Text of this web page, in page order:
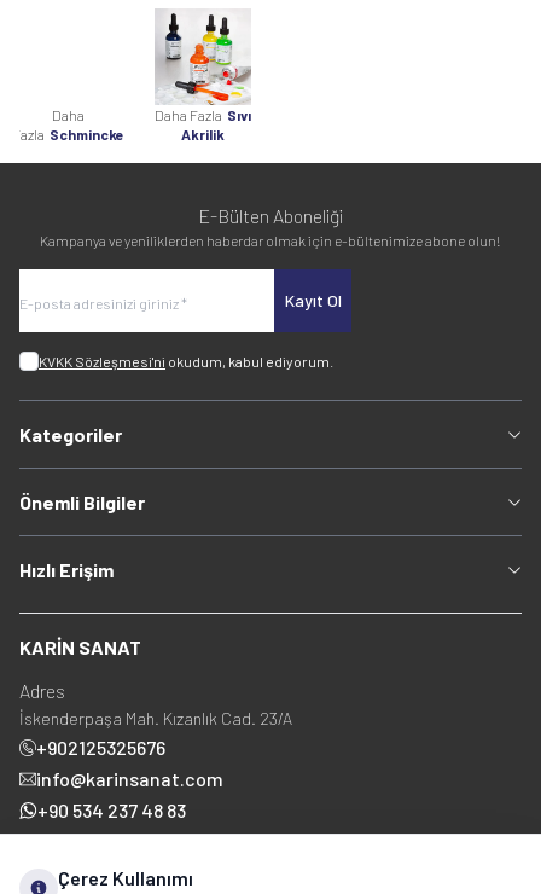
Daha
Fazla Schmincke
Daha Fazla Sıvı
Akrilik
E-Bülten Aboneliği
Kampanya ve yeniliklerden haberdar olmak için e-bültenimize abone olun!
Kayıt Ol
KVKK Sözleşmesi'ni okudum, kabul ediyorum.
Kategoriler
Önemli Bilgiler
Hızlı Erişim
KARİN SANAT
Adres
İskenderpaşa Mah. Kızanlık Cad. 23/A
+902125325676
info@karinsanat.com
+90 534 237 48 83
Çerez Kullanımı